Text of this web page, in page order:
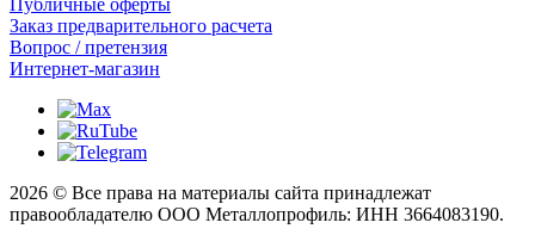
Публичные оферты
Заказ предварительного расчета
Вопрос / претензия
Интернет-магазин
2026 © Все права на материалы сайта принадлежат
правообладателю ООО Металлопрофиль: ИНН 3664083190.